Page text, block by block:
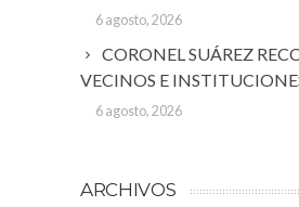
6 agosto, 2026
CORONEL SUÁREZ
VECINOS E
6 agosto, 2026
ARCHIVOS